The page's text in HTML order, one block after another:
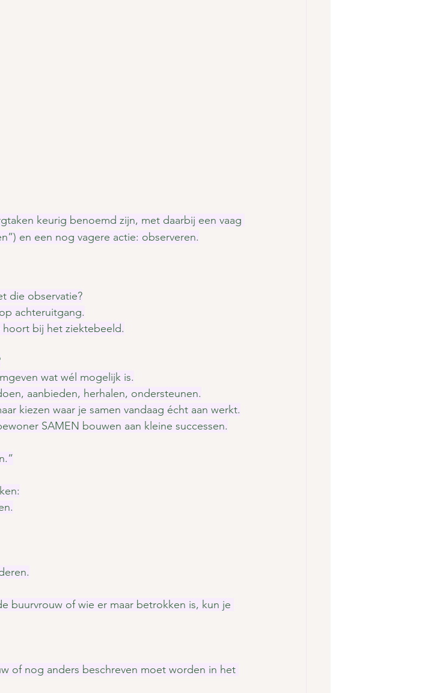
keurig benoemd zijn, met daarbij een vaag
en een nog vagere actie: observeren.
die observatie?
achteruitgang.
bij het ziektebeeld.
wat wél mogelijk is.
aanbieden, herhalen, ondersteunen.
kiezen waar je samen vandaag écht aan werkt.
SAMEN bouwen aan kleine successen.
buurvrouw of wie er maar betrokken is, kun je
of nog anders beschreven moet worden in het